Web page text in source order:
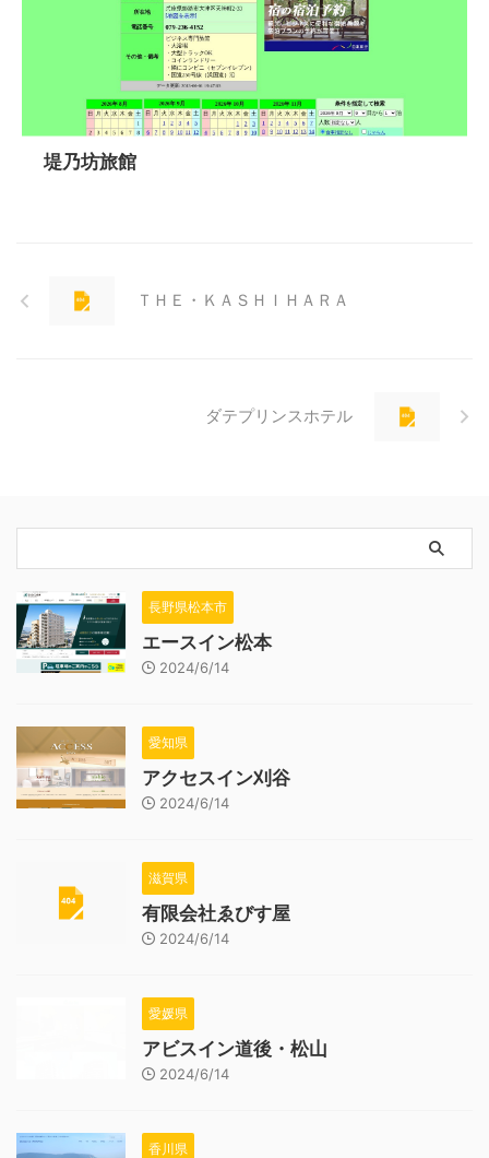
堤乃坊旅館
ＴＨＥ・ＫＡＳＨＩＨＡＲＡ
ダテプリンスホテル
長野県松本市
エースイン松本
2024/6/14
愛知県
アクセスイン刈谷
2024/6/14
滋賀県
有限会社ゑびす屋
2024/6/14
愛媛県
アビスイン道後・松山
2024/6/14
香川県